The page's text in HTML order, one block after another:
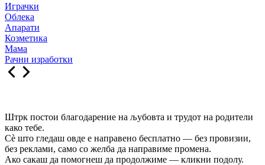
Играчки
Облека
Апарати
Козметика
Мама
Рачни изработки
Штрк постои благодарение на љубовта и трудот на родители
како тебе.
Сè што гледаш овде е направено бесплатно — без провизии,
без реклами, само со желба да направиме промена.
Ако сакаш да помогнеш да продолжиме — кликни подолу.